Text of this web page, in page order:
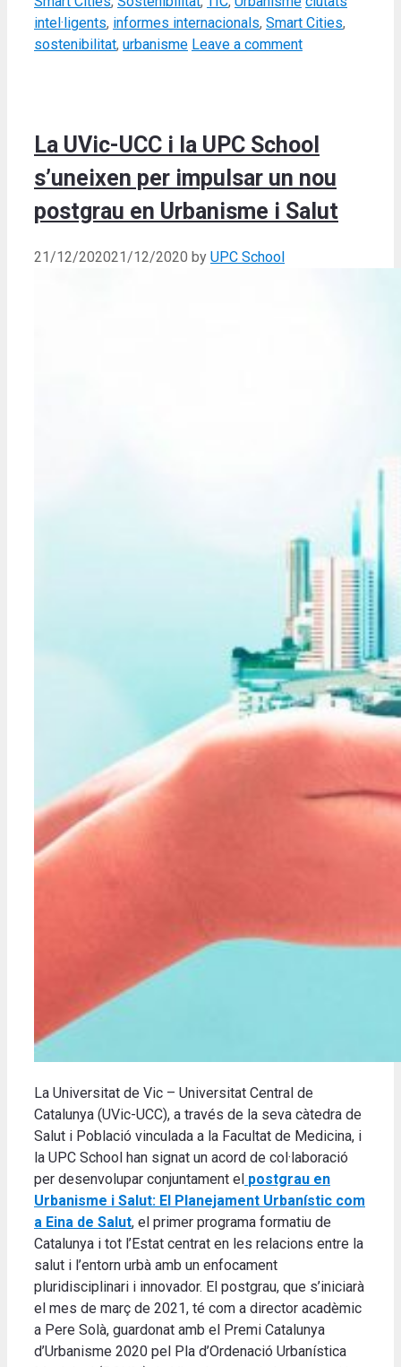
intel·ligents, informes internacionals, Smart Cities,
sostenibilitat, urbanisme Leave a comment
La UVic-UCC i la UPC School
s’uneixen per impulsar un nou
postgrau en Urbanisme i Salut
21/12/202021/12/2020 by UPC School
La Universitat de Vic – Universitat Central de
Catalunya (UVic-UCC), a través de la seva càtedra de
Salut i Població vinculada a la Facultat de Medicina, i
la UPC School han signat un acord de col·laboració
per desenvolupar conjuntament el postgrau en
Urbanisme i Salut: El Planejament Urbanístic com
a Eina de Salut, el primer programa formatiu de
Catalunya i tot l’Estat centrat en les relacions entre la
salut i l’entorn urbà amb un enfocament
pluridisciplinari i innovador. El postgrau, que s’iniciarà
el mes de març de 2021, té com a director acadèmic
a Pere Solà, guardonat amb el Premi Catalunya
d’Urbanisme 2020 pel Pla d’Ordenació Urbanística